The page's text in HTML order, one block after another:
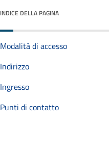
INDICE DELLA PAGINA
Modalità di accesso
Indirizzo
Ingresso
Punti di contatto